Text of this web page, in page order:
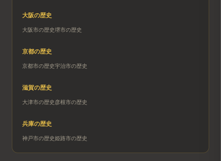
大阪の歴史
大阪市の歴史堺市の歴史
京都の歴史
京都市の歴史宇治市の歴史
滋賀の歴史
大津市の歴史 彦根市の歴史
兵庫の歴史
神戸市の歴史姫路市の歴史